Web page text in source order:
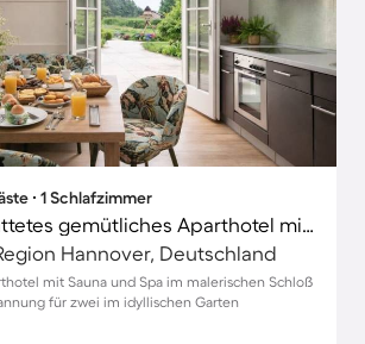
∙ 1 Schlafzimmer
Voll ausgestattetes gemütliches Aparthotel mit Garten, Terrasse und Grill | Gartenblick | Ideal für Homeoffice
Hannover, Deutschland
mit Sauna und Spa im malerischen Schloß
für zwei im idyllischen Garten